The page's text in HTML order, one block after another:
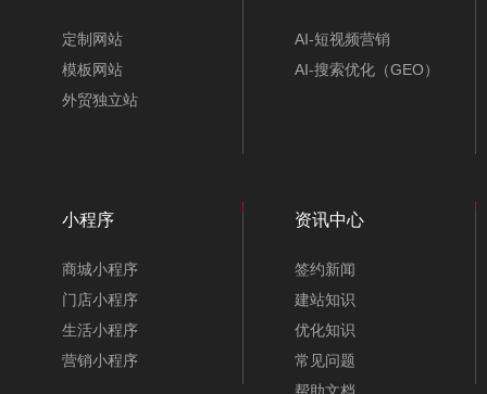
定制网站
模板网站
外贸独立站
AI-短视频营销
AI-搜索优化（GEO）
小程序
商城小程序
门店小程序
生活小程序
营销小程序
资讯中心
签约新闻
建站知识
优化知识
常见问题